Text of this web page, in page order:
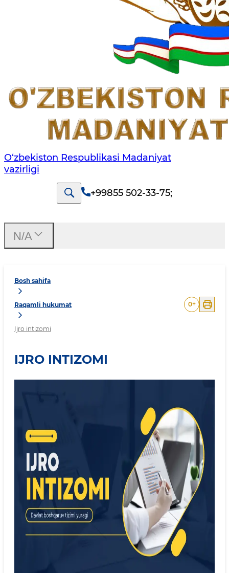
O‘zbekiston Respublikasi Madaniyat
vazirligi
+99855 502-33-75;
Bosh sahifa
Raqamli hukumat
Ijro intizomi
0+
IJRO INTIZOMI
N/A